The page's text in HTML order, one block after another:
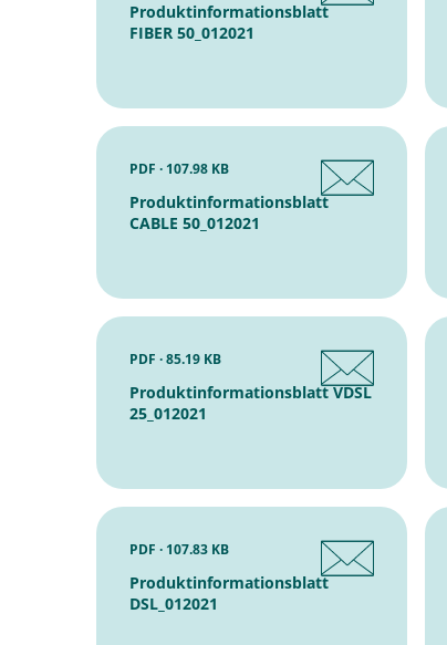
Produktinformationsblatt
FIBER 50_012021
Produktinformationsblatt
CABLE 50_012021
PDF · 107.98 KB
Produktinformationsblatt VDSL
25_012021
PDF · 85.19 KB
Produktinformationsblatt
DSL_012021
PDF · 107.83 KB